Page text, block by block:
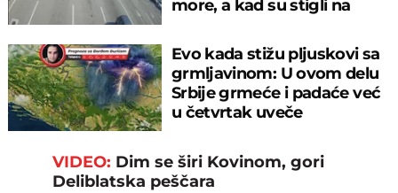
more, a kad su stigli na
Evo kada stižu pljuskovi sa
grmljavinom: U ovom delu
Srbije grmeće i padaće već
u četvrtak uveče
VIDEO: Dim se širi Kovinom, gori
Deliblatska peščara